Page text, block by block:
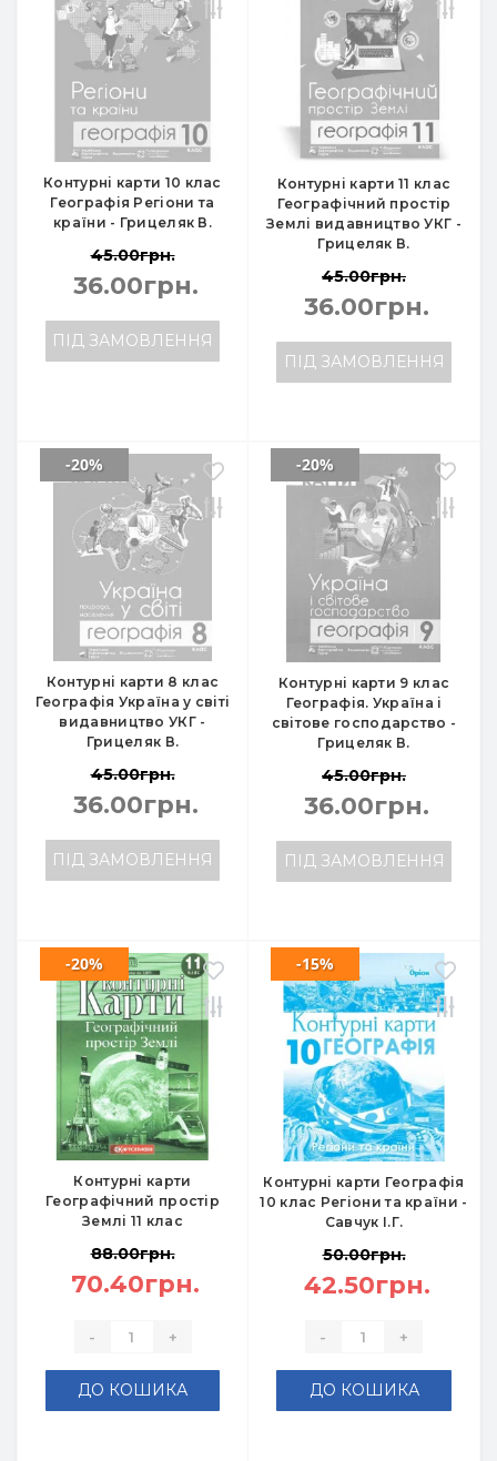
Контурні карти 10 клас
Географія Регіони та
країни - Грицеляк В.
45.00грн.
36.00грн.
ПІД ЗАМОВЛЕННЯ
Контурні карти 11 клас
Географічний простір
Землі видавництво УКГ -
Грицеляк В.
45.00грн.
36.00грн.
ПІД ЗАМОВЛЕННЯ
Контурні карти 8 клас
Географія Україна у світі
видавництво УКГ -
Грицеляк В.
-20%
45.00грн.
36.00грн.
ПІД ЗАМОВЛЕННЯ
Контурні карти 9 клас
Географія. Україна і
світове господарство -
Грицеляк В.
-20%
45.00грн.
36.00грн.
ПІД ЗАМОВЛЕННЯ
Контурні карти
Географічний простір
Землі 11 клас
-20%
88.00грн.
70.40грн.
- +
ДО КОШИКА
Контурні карти Географія
10 клас Регіони та країни -
Савчук І.Г.
-15%
50.00грн.
42.50грн.
- +
ДО КОШИКА